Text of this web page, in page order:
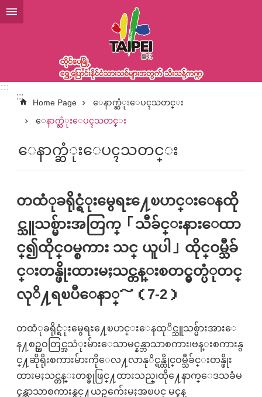
အဓိကအကြောင်းအရာပိတ်ပင်မှုကိုကျော်လိုက်ပါ
:::
:::
Home Page
ေနာက္ဆံုးေပၚသတင္း
ေနာက္ဆံုးေပၚသတင္း
ေနာက္ဆံုးေပၚသတင္း
တထံုခရိုင္ရံုးမွေရႊ႔ေၿပာင္းေနထို
င္သူသစ္မ်ားအတြက္「သီခ်င္းနားေထာ
င္၍ထိုင္ဝမ္စကား သင္ ယူပါ」ထိုင္ဝမ္သီခ်
င္းတန္ဖိုးထားမႈသင္တန္းစတင္မွတ္ပံုတင္
လုိ႔ရၿပီေနာ္～（7-2）
တထံုခရိုင္ရံုးမွေရႊ႔ေၿပာင္းေနထုိင္သူသစ္မ်ားအားေ
န႔စဥ္ဘဝတြင္အသံုးမ်ားေသာမင္နန္ဘာသာစကား၊ဗန္းစကားနွ
င္႔ဆိုရိုးစကားမ်ားကိုေလ႔လာနုိင္ရန္ထိုင္ဝမ္သီခ်င္းတန္ဖိုး
ထားမႈသင္တန္းတစ္ခုဖြင္႔ထားသည္၊ထို႔ေနာက္ေဒသခံမ
င္နန္ဘာသာစကားနွင္႔ယဥ္ေက်းမႈအၿပင္ မင္နန္